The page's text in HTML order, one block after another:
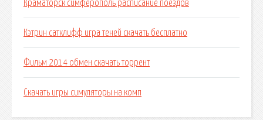
Краматорск симферополь расписание поездов
Кэтрин сатклифф игра теней скачать бесплатно
Фильм 2014 обмен скачать торрент
Скачать игры симуляторы на комп